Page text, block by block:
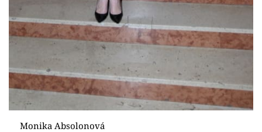
Monika Absolonová